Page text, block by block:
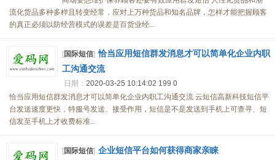
流化货品多种多样且转变经常，应对上万种货品和知名品牌，怎样才能把握顾客
的真正必须以防经营模式的误差是百货业经...
[国际短信] 恰当应用短信群发消息才可以简单化企业内职
工沟通交流
日期： 2020-03-25 10:14:02 199 0
恰当应用短信群发消息才可以简单化企业内职工沟通交流 云短信高新科技短信平
台发送速度更快，特服号发送、接受作用，短信是不是发送到手机上可查寻、短
信发至手机上才收费标准...
[国际短信] 企业短信平台如何获得商家亲睐